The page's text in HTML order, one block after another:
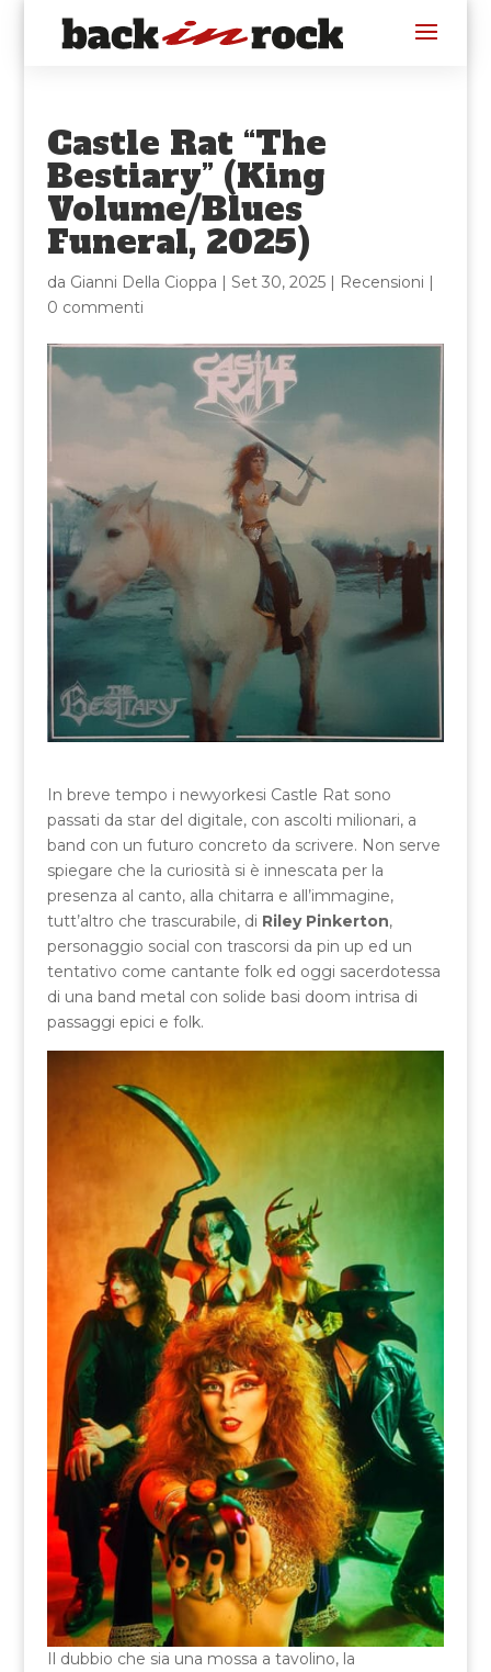
Castle Rat “The
Bestiary” (King
Volume/Blues
Funeral, 2025)
da Gianni Della Cioppa | Set 30, 2025| Recensioni |
0 commenti
In breve tempo i newyorkesi Castle Rat sono
passati da star del digitale, con ascolti milionari, a
band con un futuro concreto da scrivere. Non serve
spiegare che la curiosità si è innescata per la
presenza al canto, alla chitarra e all’immagine,
tutt’altro che trascurabile, di Riley Pinkerton,
personaggio social con trascorsi da pin up ed un
tentativo come cantante folk ed oggi sacerdotessa
di una band metal con solide basi doom intrisa di
passaggi epici e folk.
Il dubbio che sia una mossa a tavolino, la